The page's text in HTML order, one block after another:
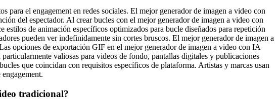
para el engagement en redes sociales. El mejor generador de imagen a video con
del espectador. Al crear bucles con el mejor generador de imagen a video con
de animación específicos optimizados para bucle diseñados para repetición
pueden ver indefinidamente sin cortes bruscos. El mejor generador de imagen a
opciones de exportación GIF en el mejor generador de imagen a video con IA
valiosas para videos de fondo, pantallas digitales y publicaciones
que coincidan con requisitos específicos de plataforma. Artistas y marcas usan
tradicional?